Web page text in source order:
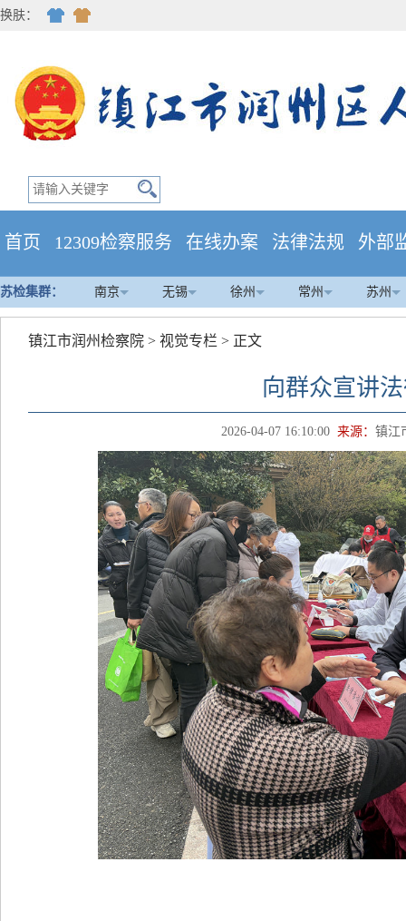
换肤：
首页 12309检察服务 在线办案 法律法规 外部
苏检集群： 南京 无锡 徐州 常州 苏州
镇江市润州检察院 > 视觉专栏 > 正文
向群众宣讲
2026-04-07 16:10:00 来源： 镇江